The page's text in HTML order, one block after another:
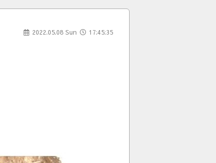
2022.05.08 Sun 17:45:35